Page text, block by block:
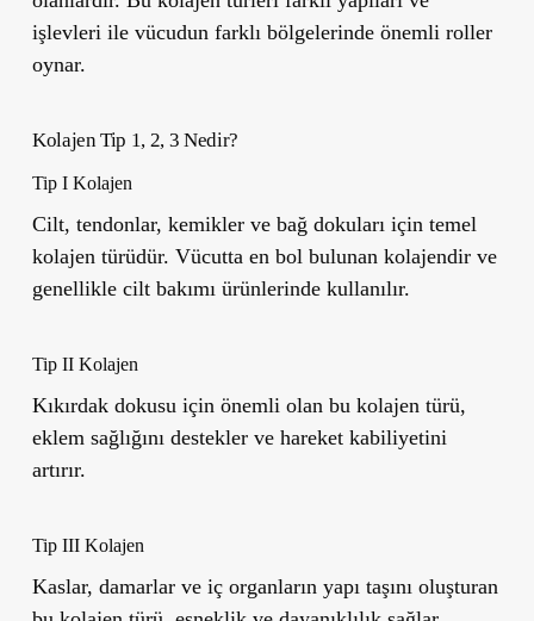
işlevleri ile vücudun farklı bölgelerinde önemli roller
oynar.
Kolajen Tip 1, 2, 3 Nedir?
Tip I Kolajen
Cilt, tendonlar, kemikler ve bağ dokuları için temel
kolajen türüdür. Vücutta en bol bulunan kolajendir ve
genellikle cilt bakımı ürünlerinde kullanılır.
Tip II Kolajen
Kıkırdak dokusu için önemli olan bu kolajen türü,
eklem sağlığını destekler ve hareket kabiliyetini
artırır.
Tip III Kolajen
Kaslar, damarlar ve iç organların yapı taşını oluşturan